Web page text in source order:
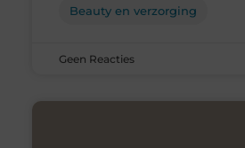
Beauty en verzorging
Geen Reacties